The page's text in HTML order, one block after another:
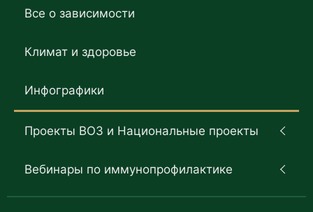
Все о зависимости
Климат и здоровье
Инфографики
Проекты ВОЗ и Национальные проекты
Вебинары по иммунопрофилактике